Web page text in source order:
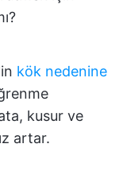
kök nedenine
kusur ve
artar.